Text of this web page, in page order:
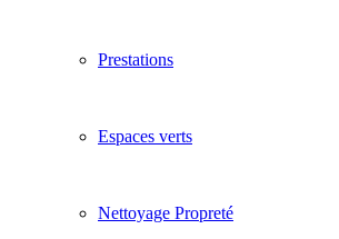
Prestations
Espaces verts
Nettoyage Propreté